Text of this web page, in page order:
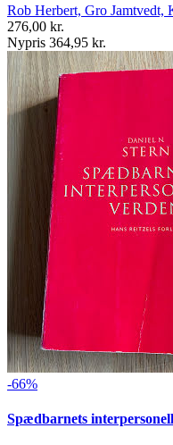
Rob Herbert, Gro Jamtvedt,
276,00 kr.
Nypris 364,95 kr.
-66%
Spædbarnets